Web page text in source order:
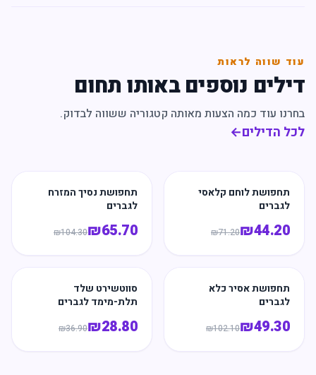
עוד שווה לראות
דילים נוספים באותו תחום
בחרנו עוד כמה הצעות מאותה קטגוריה ששווה לבדוק.
לכל הדילים←
תחפושת לוחם קלאסי
לגברים
₪44.20
₪71.20
תחפושת נסיך המזרח
לגברים
₪65.70
₪104.30
תחפושת אסיר כלא
לגברים
₪49.30
₪102.10
סווטשירט שלד
תלת-מימד לגברים
₪28.80
₪36.90